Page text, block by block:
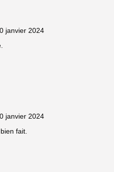
janvier 2024
janvier 2024
fait.